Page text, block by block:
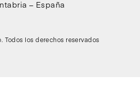
– España
Todos los derechos reservados